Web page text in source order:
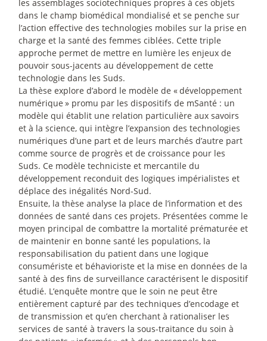
les assemblages sociotechniques propres à ces objets
dans le champ biomédical mondialisé et se penche sur
l’action effective des technologies mobiles sur la prise en
charge et la santé des femmes ciblées. Cette triple
approche permet de mettre en lumière les enjeux de
pouvoir sous-jacents au développement de cette
technologie dans les Suds.
La thèse explore d’abord le modèle de «développement
numérique » promu par les dispositifs de mSanté : un
modèle qui établit une relation particulière aux savoirs
et à la science, qui intègre l’expansion des technologies
numériques d’une part et de leurs marchés d’autre part
comme source de progrès et de croissance pour les
Suds. Ce modèle techniciste et mercantile du
développement reconduit des logiques impérialistes et
déplace des inégalités Nord-Sud.
Ensuite, la thèse analyse la place de l’information et des
données de santé dans ces projets. Présentées comme le
moyen principal de combattre la mortalité prématurée et
de maintenir en bonne santé les populations, la
responsabilisation du patient dans une logique
consumériste et béhavioriste et la mise en données de la
santé à des fins de surveillance caractérisent le dispositif
étudié. L’enquête montre que le soin ne peut être
entièrement capturé par des techniques d’encodage et
de transmission et qu’en cherchant à rationaliser les
services de santé à travers la sous-traitance du soin à